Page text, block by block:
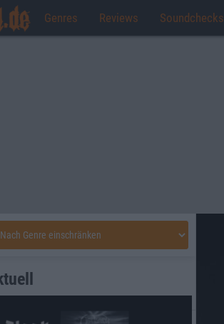
Genres Reviews Soundchecks